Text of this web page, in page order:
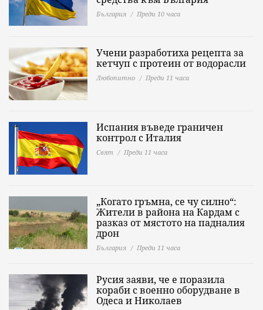
България Преди 10 часа
Учени разработиха рецепта за
кетчуп с протеин от водорасли
Любопитно Преди 11 часа
Испания въведе граничен
контрол с Италия
Свят Преди 11 часа
„Когато гръмна, се чу силно“:
Жители в района на Кардам с
разказ от мястото на падналия
дрон
България Преди 11 часа
Русия заяви, че е поразила
кораби с военно оборудване в
Одеса и Николаев